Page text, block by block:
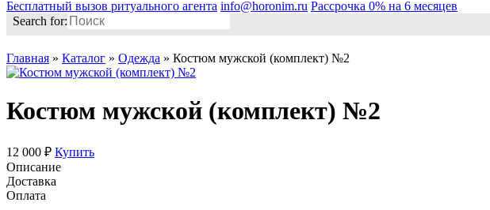
Бесплатный вызов ритуального агента info@horonim.ru Рассрочка 0% на 6 месяцев
Search for:
Главная » Каталог » Одежда » Костюм мужской (комплект) №2
Костюм мужской (комплект) №2
12 000 ₽ Купить
Описание
Доставка
Оплата